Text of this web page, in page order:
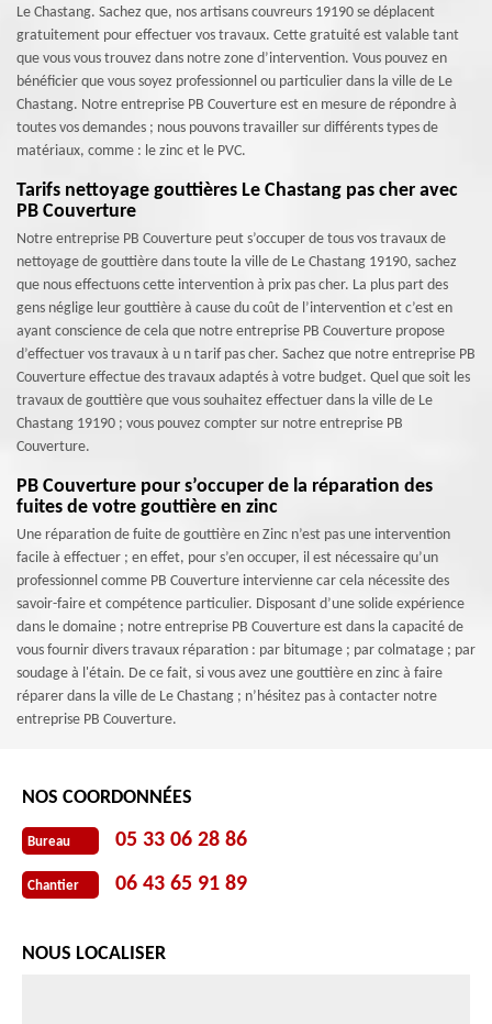
Le Chastang. Sachez que, nos artisans couvreurs 19190 se déplacent
gratuitement pour effectuer vos travaux. Cette gratuité est valable tant
que vous vous trouvez dans notre zone d’intervention. Vous pouvez en
bénéficier que vous soyez professionnel ou particulier dans la ville de Le
Chastang. Notre entreprise PB Couverture est en mesure de répondre à
toutes vos demandes ; nous pouvons travailler sur différents types de
matériaux, comme : le zinc et le PVC.
Tarifs nettoyage gouttières Le Chastang pas cher avec
PB Couverture
Notre entreprise PB Couverture peut s’occuper de tous vos travaux de
nettoyage de gouttière dans toute la ville de Le Chastang 19190, sachez
que nous effectuons cette intervention à prix pas cher. La plus part des
gens néglige leur gouttière à cause du coût de l’intervention et c’est en
ayant conscience de cela que notre entreprise PB Couverture propose
d’effectuer vos travaux à u n tarif pas cher. Sachez que notre entreprise PB
Couverture effectue des travaux adaptés à votre budget. Quel que soit les
travaux de gouttière que vous souhaitez effectuer dans la ville de Le
Chastang 19190 ; vous pouvez compter sur notre entreprise PB
Couverture.
PB Couverture pour s’occuper de la réparation des
fuites de votre gouttière en zinc
Une réparation de fuite de gouttière en Zinc n’est pas une intervention
facile à effectuer ; en effet, pour s’en occuper, il est nécessaire qu’un
professionnel comme PB Couverture intervienne car cela nécessite des
savoir-faire et compétence particulier. Disposant d’une solide expérience
dans le domaine ; notre entreprise PB Couverture est dans la capacité de
vous fournir divers travaux réparation : par bitumage ; par colmatage ; par
soudage à l'étain. De ce fait, si vous avez une gouttière en zinc à faire
réparer dans la ville de Le Chastang ; n’hésitez pas à contacter notre
entreprise PB Couverture.
NOS COORDONNÉES
Bureau 05 33 06 28 86
Chantier 06 43 65 91 89
NOUS LOCALISER